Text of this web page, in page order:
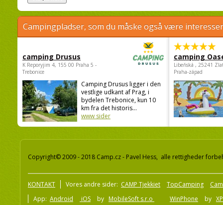
Campingpladser, som du måske også være
camping Drusus
K Reporyjim 4, 155 00 Praha 5 -
Trebonice
Camping Drusus ligger i den
vestlige udkant af Prag, i
bydelen Trebonice, kun 10
km fra det historis...
www sider
camping
Libeňská , 25241
Praha-západ
Copyright© 2009 - 2018 Camp.cz - Pavel Hess, alle rettigheder
KONTAKT Vores andre sider: CAMP Tjekkiet TopCamping
App: Android iOS by MobileSoft s.r.o WinPhone by